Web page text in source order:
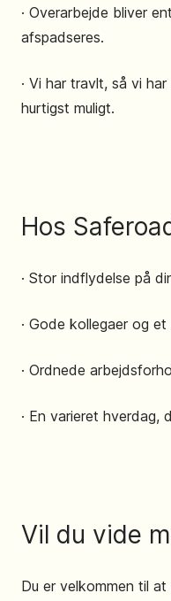
· Overarbejde bliver
afspadseres.
· Vi har travlt, så vi
hurtigst muligt.
Hos
· Stor indflydelse på
· Gode kollegaer og
· Ordnede
· En varieret hverdag,
Vil du vide
Du er velkommen til